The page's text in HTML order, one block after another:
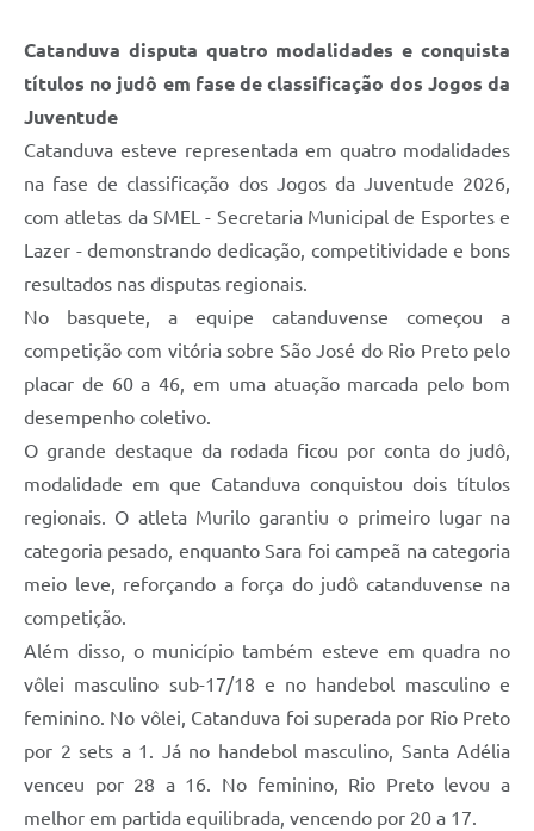
Jornal
Agenda
Diário Oficial
Editais
Catanduva disputa quatro modalidades e conquista
títulos no judô em fase de classificação dos Jogos da
Juventude
Catanduva esteve representada em quatro modalidades
na fase de classificação dos Jogos da Juventude 2026,
com atletas da SMEL - Secretaria Municipal de Esportes e
Lazer - demonstrando dedicação, competitividade e bons
resultados nas disputas regionais.
No basquete, a equipe catanduvense começou a
competição com vitória sobre São José do Rio Preto pelo
placar de 60 a 46, em uma atuação marcada pelo bom
desempenho coletivo.
O grande destaque da rodada ficou por conta do judô,
modalidade em que Catanduva conquistou dois títulos
regionais. O atleta Murilo garantiu o primeiro lugar na
categoria pesado, enquanto Sara foi campeã na categoria
meio leve, reforçando a força do judô catanduvense na
competição.
Além disso, o município também esteve em quadra no
vôlei masculino sub-17/18 e no handebol masculino e
feminino. No vôlei, Catanduva foi superada por Rio Preto
por 2 sets a 1. Já no handebol masculino, Santa Adélia
venceu por 28 a 16. No feminino, Rio Preto levou a
melhor em partida equilibrada, vencendo por 20 a 17.